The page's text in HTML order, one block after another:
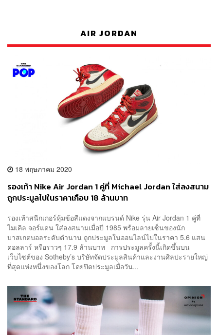
AIR JORDAN
18 พฤษภาคม 2020
รองเท้า Nike Air Jordan 1 คู่ที่ Michael Jordan ใส่ลงสนาม
ถูกประมูลไปในราคาเกือบ 18 ล้านบาท
รองเท้าสนีกเกอร์หุ้มข้อสีแดงจากแบรนด์ Nike รุ่น Air Jordan 1 คู่ที่
ไมเคิล จอร์แดน ใส่ลงสนามเมื่อปี 1985 พร้อมลายเซ็นของนัก
บาสเกตบอลระดับตำนาน ถูกประมูลในออนไลน์ไปในราคา 5.6 แสน
ดอลลาร์ หรือราวๆ 17.9 ล้านบาท การประมูลครั้งนี้เกิดขึ้นบน
เว็บไซต์ของ Sotheby’s บริษัทจัดประมูลสินค้าและงานศิลปะรายใหญ่
ที่สุดแห่งหนึ่งของโลก โดยปิดประมูลเมื่อวัน...